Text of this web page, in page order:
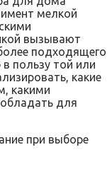
мелкой
вызывают
подходящего
пользу той или
какие
какими
для
при выборе